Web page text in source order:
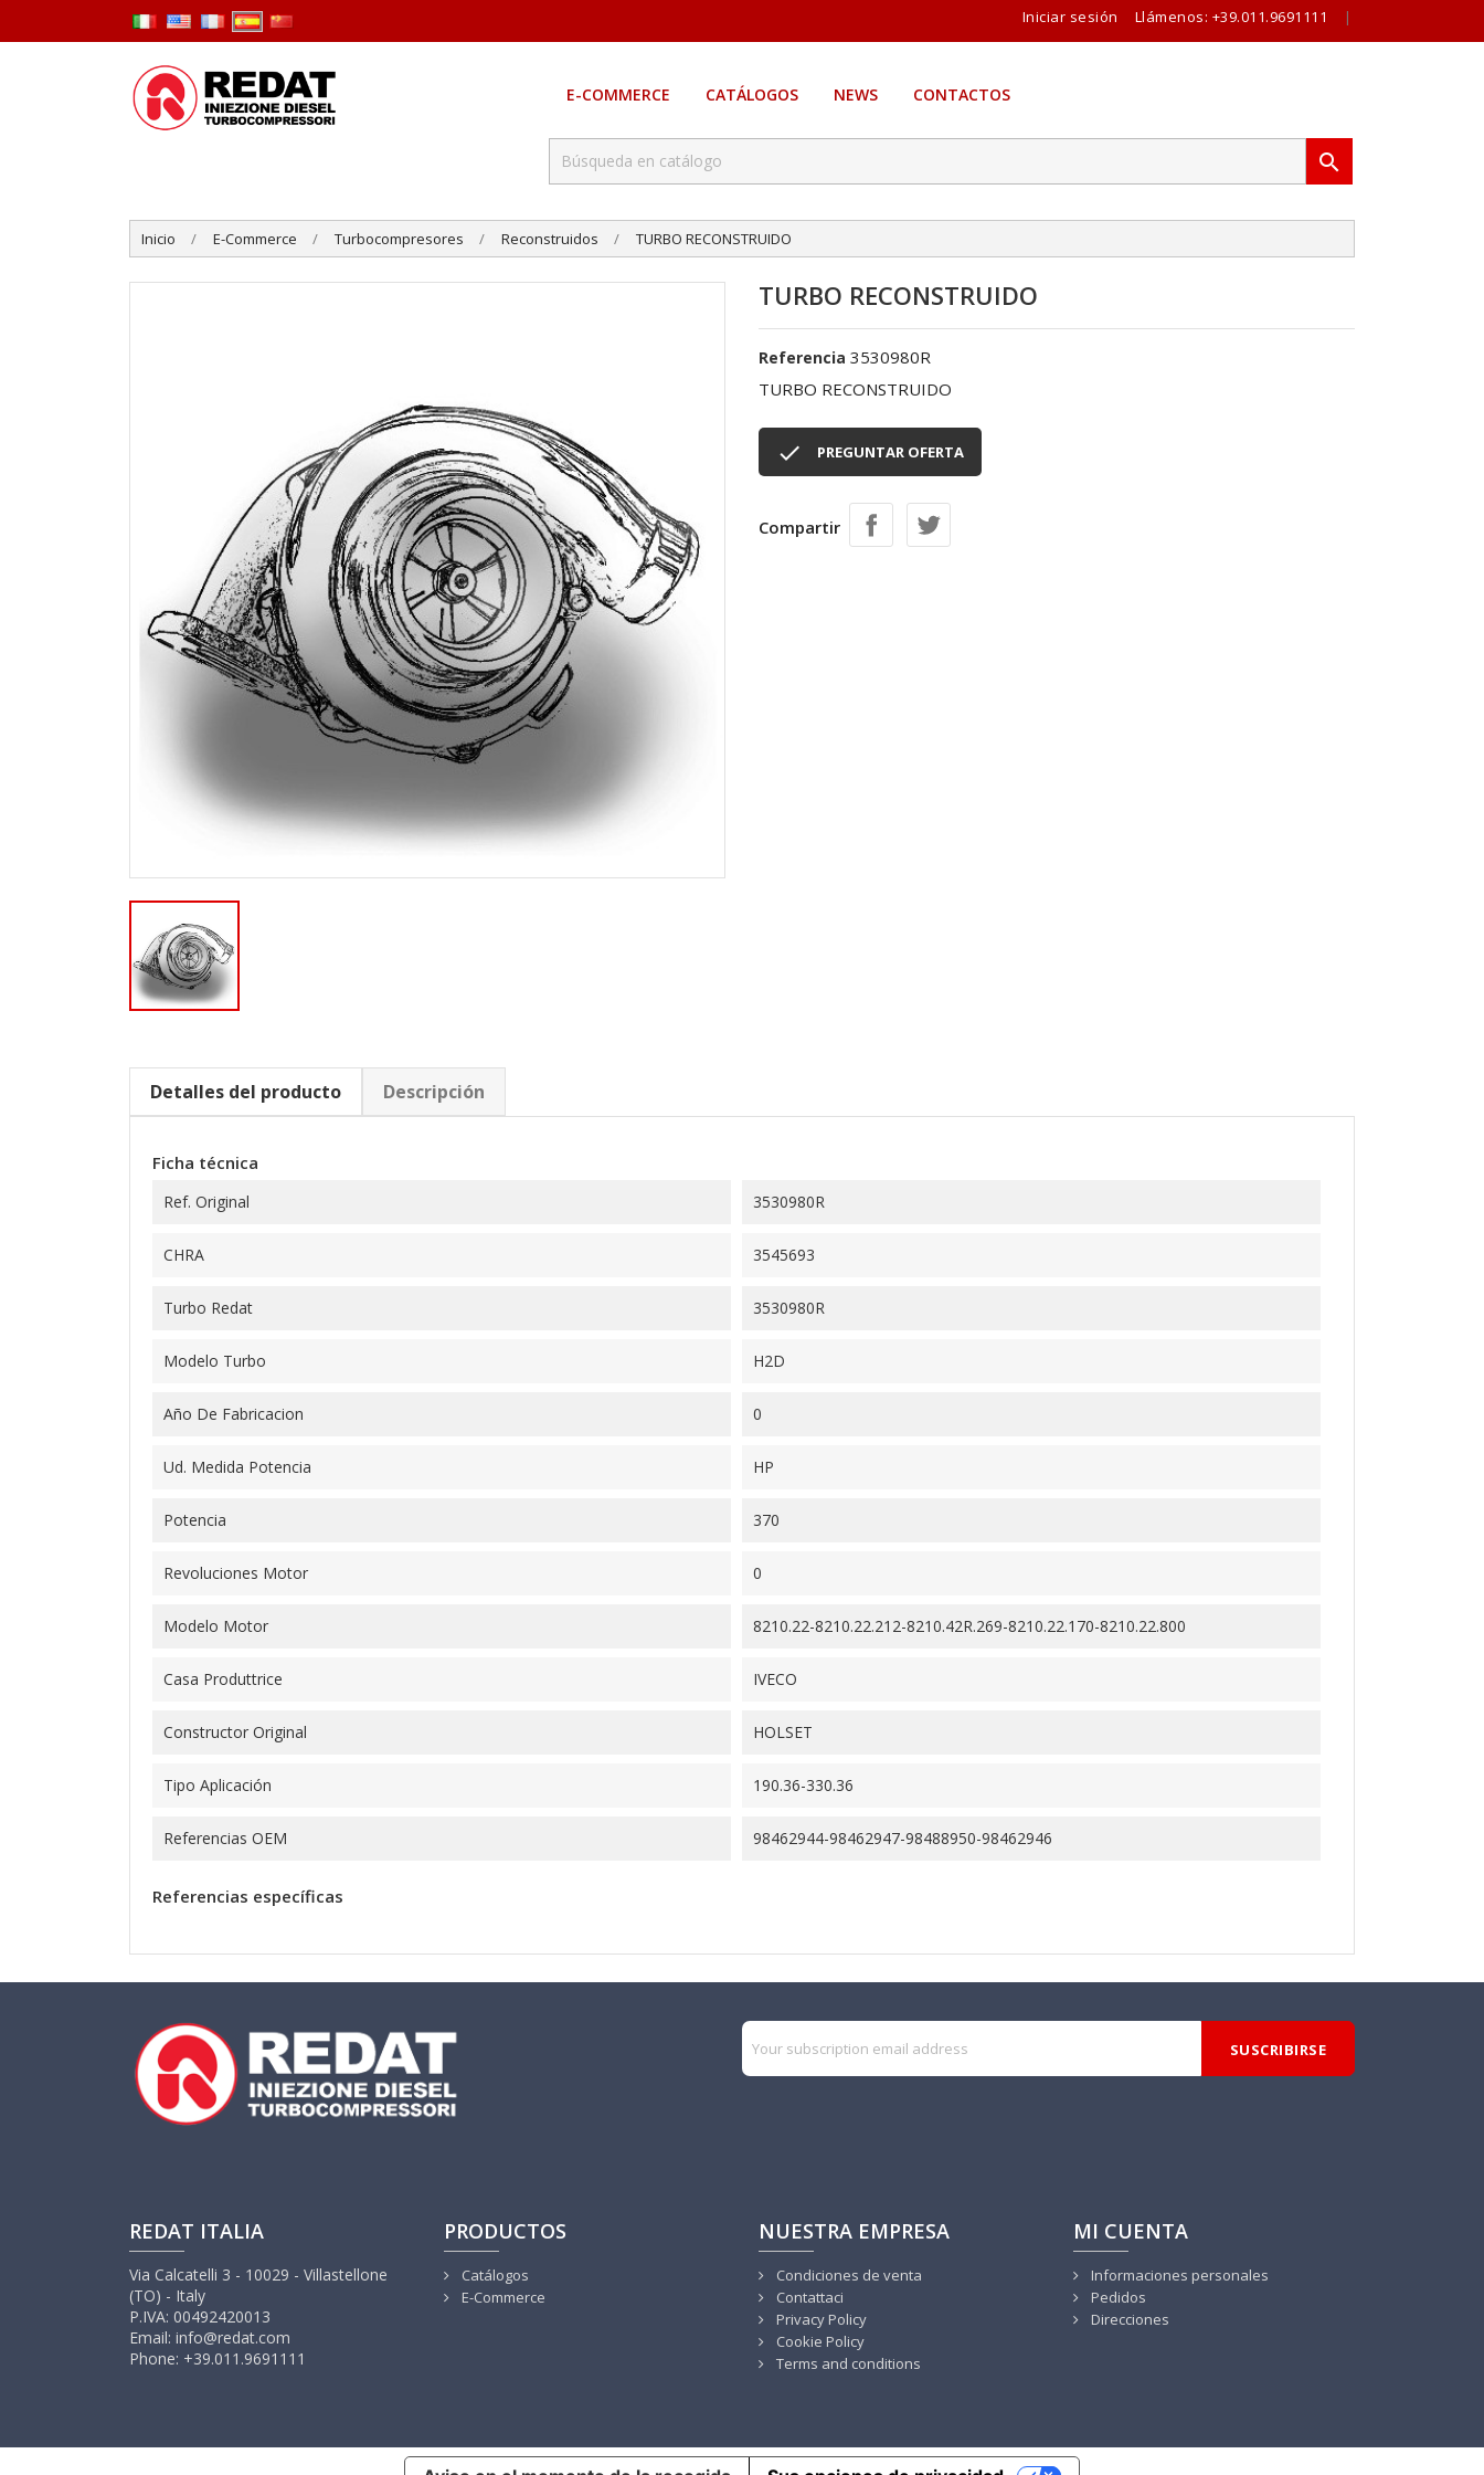
Iniciar sesión Llámenos: +39.011.9691111 |
E-COMMERCE CATÁLOGOS NEWS CONTACTOS

Inicio E-Commerce Turbocompresores Reconstruidos TURBO RECONSTRUIDO
TURBO RECONSTRUIDO
Referencia 3530980R
TURBO RECONSTRUIDO
 PREGUNTAR OFERTA
Compartir
Detalles del producto Descripción
Ficha técnica
Ref. Original 3530980R
CHRA 3545693
Turbo Redat 3530980R
Modelo Turbo H2D
Año De Fabricacion 0
Ud. Medida Potencia HP
Potencia 370
Revoluciones Motor 0
Modelo Motor 8210.22-8210.22.212-8210.42R.269-8210.22.170-8210.22.800
Casa Produttrice IVECO
Constructor Original HOLSET
Tipo Aplicación 190.36-330.36
Referencias OEM 98462944-98462947-98488950-98462946
Referencias específicas
REDAT ITALIA
Via Calcatelli 3 - 10029 - Villastellone
(TO) - Italy
P.IVA: 00492420013
Email: info@redat.com
Phone: +39.011.9691111
PRODUCTOS
Catálogos
E-Commerce
NUESTRA EMPRESA
Condiciones de venta
Contattaci
Privacy Policy
Cookie Policy
Terms and conditions
MI CUENTA
Informaciones personales
Pedidos
Direcciones